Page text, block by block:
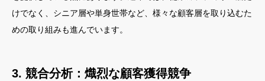
けでなく、シニア層や単身世帯など、様々な顧客層を取り込むた
めの取り組みも進んでいます。
3. 競合分析：熾烈な顧客獲得競争